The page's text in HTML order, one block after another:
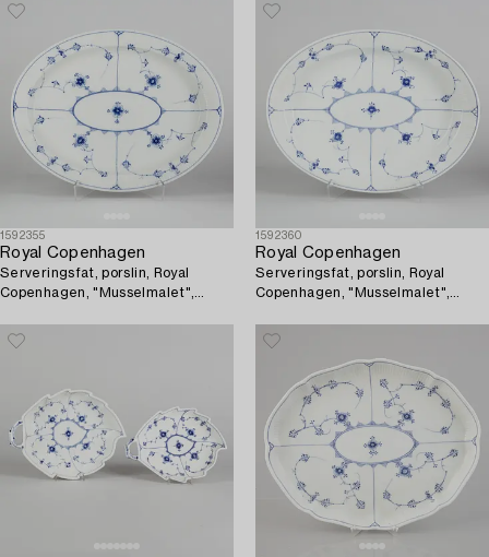
1592355
Royal Copenhagen
Serveringsfat, porslin, Royal
Copenhagen, "Musselmalet",
1592360
Royal Copenhagen
Serveringsfat, porslin, Royal
Copenhagen, "Musselmalet",